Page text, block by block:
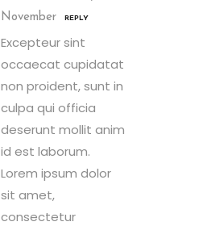
November
REPLY
Excepteur sint
occaecat cupidatat
non proident, sunt in
culpa qui officia
deserunt mollit anim
id est laborum.
Lorem ipsum dolor
sit amet,
consectetur